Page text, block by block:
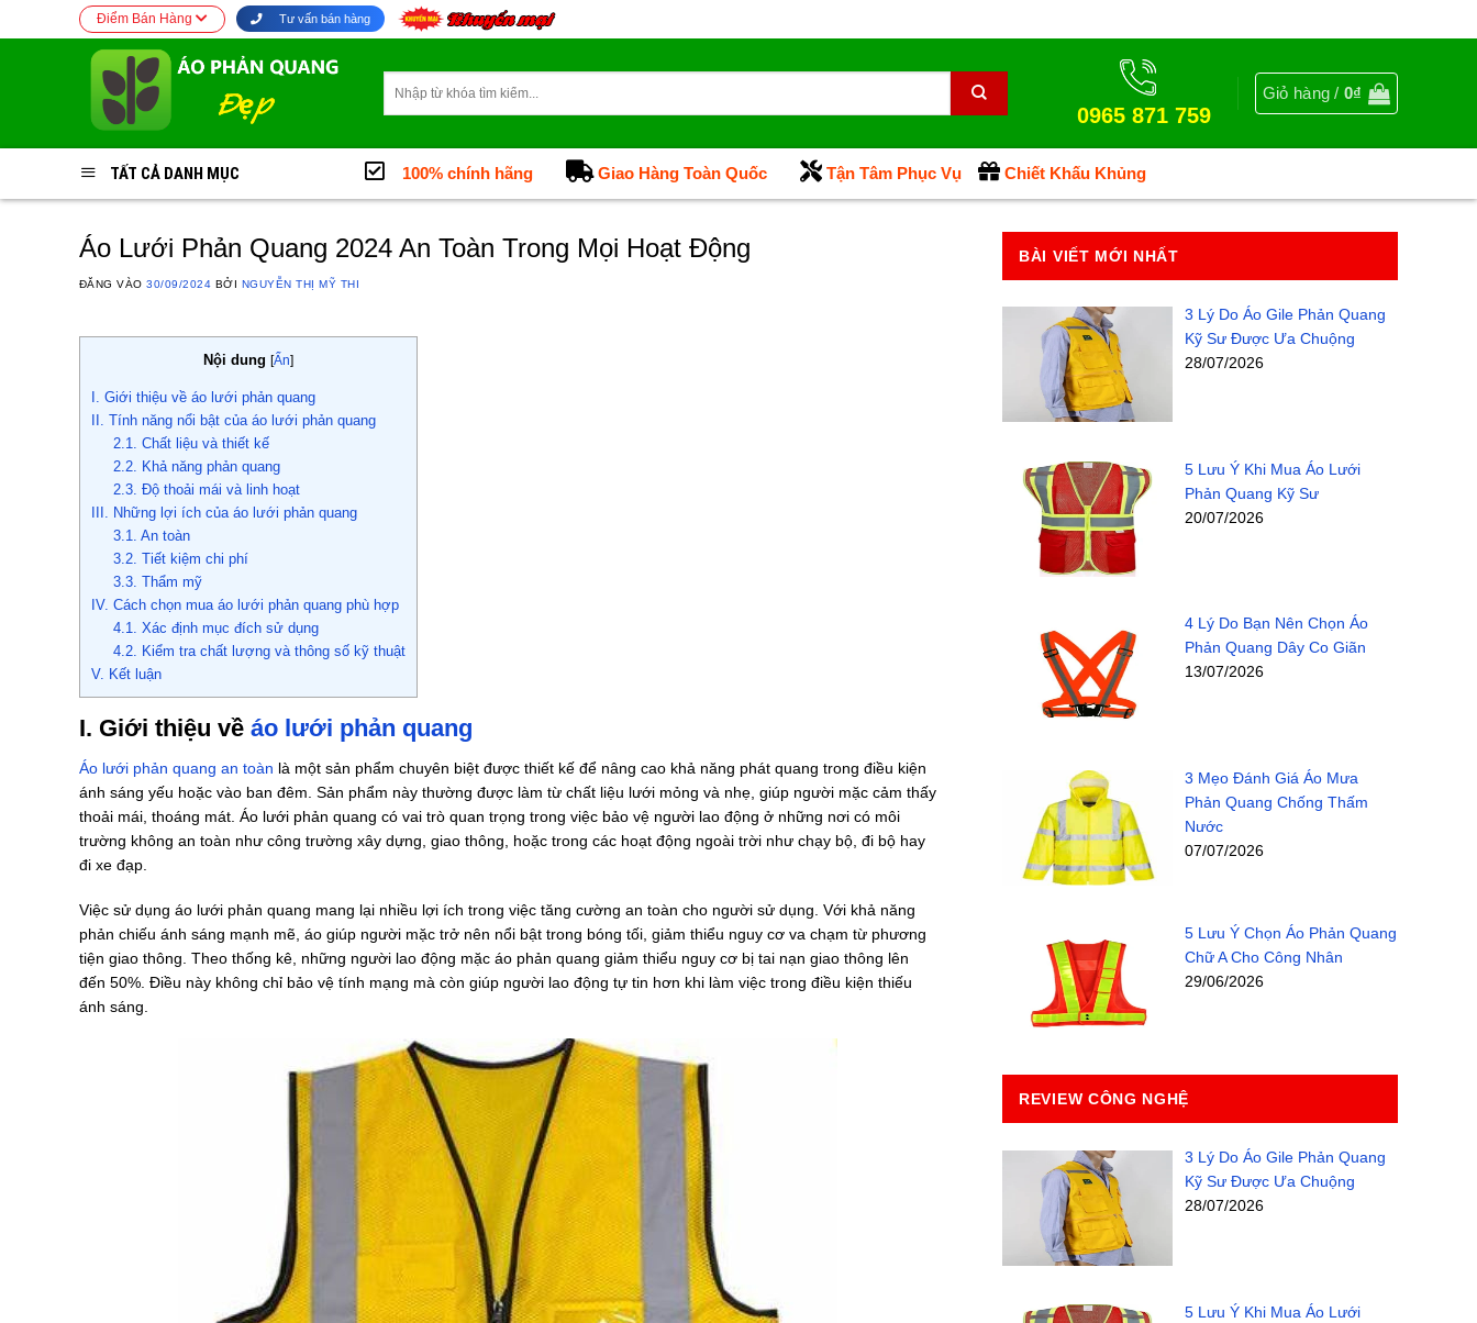
qua
Điểm Bán Hàng Tư vấn bán hàng
kiếm:
0965 871 759
Giỏ hàng /0₫
TẤT CẢ DANH MỤC 100% chính hãng Chiết Khấu Khủng
Giao Hàng Toàn Quốc Tận Tâm Phục Vụ
Áo Lưới Phản Quang 2024 An Toàn Trong Mọi Hoạt Động
ĐĂNG VÀO30/09/2024 BỞI NGUYỄN THỊ MỸ THI
Nội dung [Ẩn]
I. Giới thiệu về áo lưới phản quang
II. Tính năng nổi bật của áo lưới phản quang
2.1. Chất liệu và thiết kế
2.2. Khả năng phản quang
2.3. Độ thoải mái và linh hoạt
III. Những lợi ích của áo lưới phản quang
3.1. An toàn
3.2. Tiết kiệm chi phí
3.3. Thẩm mỹ
IV. Cách chọn mua áo lưới phản quang phù hợp
4.1. Xác định mục đích sử dụng
4.2. Kiểm tra chất lượng và thông số kỹ thuật
V. Kết luận
I. Giới thiệu về áo lưới phản quang
Áo lưới phản quang an toàn là một sản phẩm chuyên biệt được thiết kế để nâng cao khả năng phát quang trong điều kiện
ánh sáng yếu hoặc vào ban đêm. Sản phẩm này thường được làm từ chất liệu lưới mỏng và nhẹ, giúp người mặc cảm thấy
thoải mái, thoáng mát. Áo lưới phản quang có vai trò quan trọng trong việc bảo vệ người lao động ở những nơi có môi
trường không an toàn như công trường xây dựng, giao thông, hoặc trong các hoạt động ngoài trời như chạy bộ, đi bộ hay
đi xe đạp.
Việc sử dụng áo lưới phản quang mang lại nhiều lợi ích trong việc tăng cường an toàn cho người sử dụng. Với khả năng
phản chiếu ánh sáng mạnh mẽ, áo giúp người mặc trở nên nổi bật trong bóng tối, giảm thiểu nguy cơ va chạm từ phương
tiện giao thông. Theo thống kê, những người lao động mặc áo phản quang giảm thiểu nguy cơ bị tai nạn giao thông lên
đến 50%. Điều này không chỉ bảo vệ tính mạng mà còn giúp người lao động tự tin hơn khi làm việc trong điều kiện thiếu
ánh sáng.
BÀI VIẾT MỚI NHẤT
3 Lý Do Áo Gile Phản Quang
Kỹ Sư Được Ưa Chuộng
28/07/2026
5 Lưu Ý Khi Mua Áo Lưới
Phản Quang Kỹ Sư
20/07/2026
4 Lý Do Bạn Nên Chọn Áo
Phản Quang Dây Co Giãn
13/07/2026
3 Mẹo Đánh Giá Áo Mưa
Phản Quang Chống Thấm
Nước
07/07/2026
5 Lưu Ý Chọn Áo Phản Quang
Chữ A Cho Công Nhân
29/06/2026
REVIEW CÔNG NGHỆ
3 Lý Do Áo Gile Phản Quang
Kỹ Sư Được Ưa Chuộng
28/07/2026
5 Lưu Ý Khi Mua Áo Lưới